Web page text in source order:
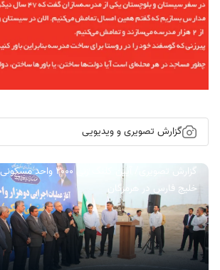
گزارش تصویری و ویدیویی
گزارش تصویری/ آیین کلنگ
خلیج فارس در هرمزگان